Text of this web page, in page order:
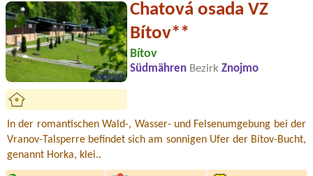
Chatová osada VZ
Bítov**
Bítov
Südmähren Bezirk Znojmo
In der romantischen Wald-, Wasser- und Felsenumgebung bei der
Vranov-Talsperre befindet sich am sonnigen Ufer der Bítov-Bucht,
genannt Horka, klei..